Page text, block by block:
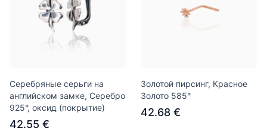
Серебряные серьги на
английском замке, Серебро
925°, оксид (покрытие)
42.55 €
Золотой пирсинг, Красное
Золото 585°
42.68 €